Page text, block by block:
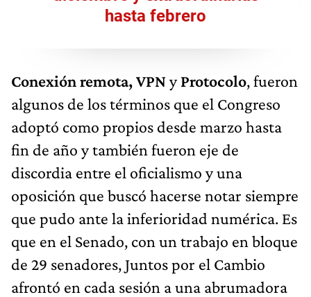
hasta febrero
Conexión remota, VPNyProtocolo, fueron
algunos de los términos que el Congreso
adoptó como propios desde marzo hasta
fin de año y también fueron eje de
discordia entre el oficialismo y una
oposición que buscó hacerse notar siempre
que pudo ante la inferioridad numérica. Es
que en el Senado, con un trabajo en bloque
de 29 senadores, Juntos por el Cambio
afrontó en cada sesión a una abrumadora